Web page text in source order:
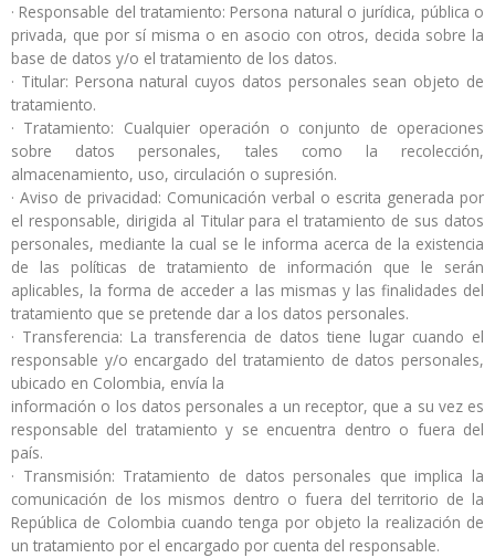
· Responsable del tratamiento: Persona natural o jurídica, pública o
privada, que por sí misma o en asocio con otros, decida sobre la
base de datos y/o el tratamiento de los datos.
· Titular: Persona natural cuyos datos personales sean objeto de
tratamiento.
· Tratamiento: Cualquier operación o conjunto de operaciones
sobre datos personales, tales como la recolección,
almacenamiento, uso, circulación o supresión.
· Aviso de privacidad: Comunicación verbal o escrita generada por
el responsable, dirigida al Titular para el tratamiento de sus datos
personales, mediante la cual se le informa acerca de la existencia
de las políticas de tratamiento de información que le serán
aplicables, la forma de acceder a las mismas y las finalidades del
tratamiento que se pretende dar a los datos personales.
· Transferencia: La transferencia de datos tiene lugar cuando el
responsable y/o encargado del tratamiento de datos personales,
ubicado en Colombia, envía la
información o los datos personales a un receptor, que a su vez es
responsable del tratamiento y se encuentra dentro o fuera del
país.
· Transmisión: Tratamiento de datos personales que implica la
comunicación de los mismos dentro o fuera del territorio de la
República de Colombia cuando tenga por objeto la realización de
un tratamiento por el encargado por cuenta del responsable.